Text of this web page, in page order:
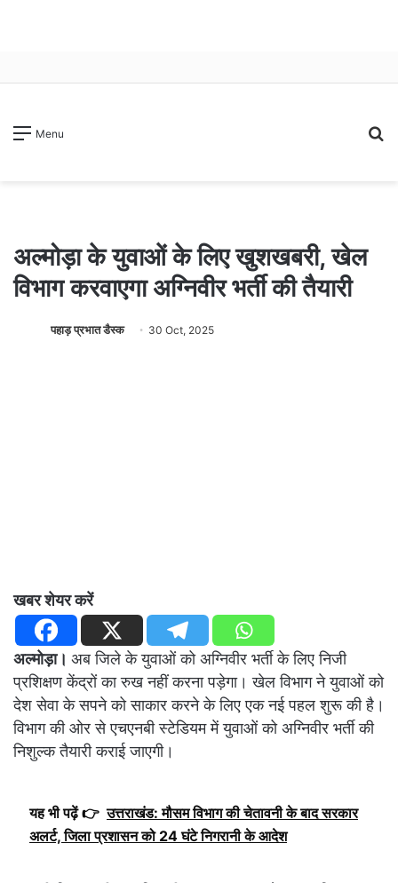
Menu
अल्मोड़ा के युवाओं के लिए खुशखबरी, खेल
विभाग करवाएगा अग्निवीर भर्ती की तैयारी
पहाड़ प्रभात डैस्क 30 Oct, 2025
खबर शेयर करें
अल्मोड़ा। अब जिले के युवाओं को अग्निवीर भर्ती के लिए निजी
प्रशिक्षण केंद्रों का रुख नहीं करना पड़ेगा। खेल विभाग ने युवाओं को
देश सेवा के सपने को साकार करने के लिए एक नई पहल शुरू की है।
विभाग की ओर से एचएनबी स्टेडियम में युवाओं को अग्निवीर भर्ती की
निशुल्क तैयारी कराई जाएगी।
यह भी पढ़ें 👉 उत्तराखंड: मौसम विभाग की चेतावनी के बाद सरकार
अलर्ट, जिला प्रशासन को 24 घंटे निगरानी के आदेश